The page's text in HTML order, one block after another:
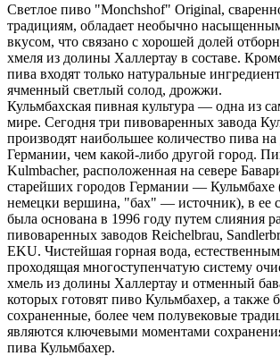
Светлое пиво "Monchshof" Original,
традициям, обладает необычно
вкусом, что связано с хорошей долей
хмеля из долины Халлертау в составе.
пива входят только натуральные
ячменный светлый солод, дрожжи.
Кульмбахская пивная культура — одна из
мире. Сегодня три пивоваренных завода
производят наибольшее количество пива
Германии, чем какой-либо другой город.
Kulmbacher, расположенная на севере
старейших городов Германии —
немецки вершина, "бах" — источник), в ее
была основана в 1996 году путем слияния
пивоваренных заводов Reichelbrau,
EKU. Чистейшая горная вода,
проходящая многоступенчатую систему
хмель из долины Халлертау и отменный
которых готовят пиво Кульмбахер, а также
сохраненные, более чем полувековые
являются ключевыми моментами
пива Кульмбахер.